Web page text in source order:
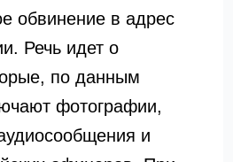
обвинение в адрес
Речь идет о
по данным
фотографии,
и